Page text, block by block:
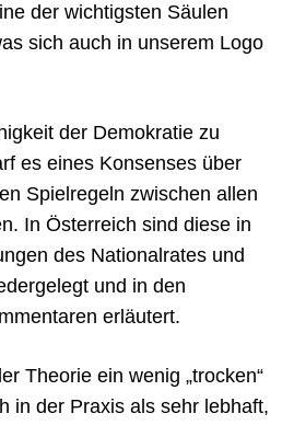
der wichtigsten Säulen
sich auch in unserem Logo
der Demokratie zu
es eines Konsenses über
Spielregeln zwischen allen
In Österreich sind diese in
des Nationalrates und
und in den
erläutert.
Theorie ein wenig „trocken“
in der Praxis als sehr lebhaft,